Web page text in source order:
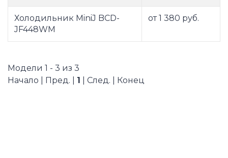
Холодильник MiniJ BCD-
JF448WM
от 1 380 руб.
Модели 1 - 3 из 3
Начало | Пред. | 1 | След. | Конец